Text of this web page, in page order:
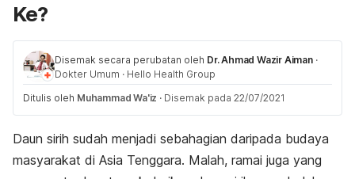
Ke?
Disemak secara perubatan oleh Dr. Ahmad Wazir Aiman ·
Dokter Umum · Hello Health Group
Ditulis oleh Muhammad Wa'iz · Disemak pada 22/07/2021
Daun sirih sudah menjadi sebahagian daripada budaya
masyarakat di Asia Tenggara. Malah, ramai juga yang